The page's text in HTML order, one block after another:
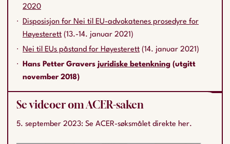
2020
Disposisjon for Nei til EU-advokatenes prosedyre for
Høyesterett (13.-14. januar 2021)
Nei til EUs påstand for Høyesterett (14. januar 2021)
Hans Petter Gravers juridiske betenkning (utgitt
november 2018)
Se videoer om ACER-saken
5. september 2023: Se ACER-søksmålet direkte her.